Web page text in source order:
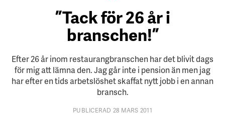
”Tack för 26 år i
branschen!”
Efter 26 år inom restaurangbranschen har det blivit dags
för mig att lämna den. Jag går inte i pension än men jag
har efter en tids arbetslöshet skaffat nytt jobb i en annan
bransch.
PUBLICERAD 28 MARS 2011